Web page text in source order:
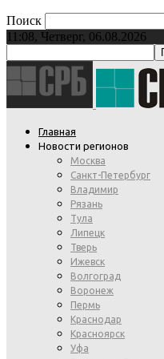
Поиск
11:08, Четверг, 06.08.2026
Главная
Новости регионов
Москва
Санкт-Петербург
Владимир
Рязань
Тула
Липецк
Тверь
Ижевск
Волгоград
Воронеж
Пермь
Краснодар
Красноярск
Уфа